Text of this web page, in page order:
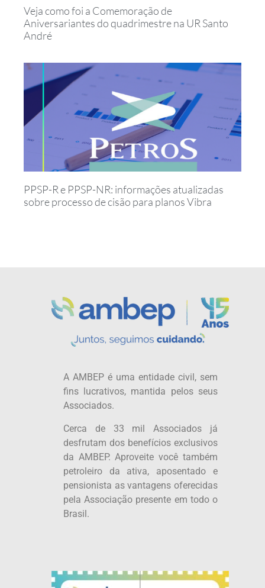
Veja como foi a Comemoração de
Aniversariantes do quadrimestre na UR Santo
André
PPSP-R e PPSP-NR: informações atualizadas
sobre processo de cisão para planos Vibra
A AMBEP é uma entidade civil, sem
fins lucrativos, mantida pelos seus
Associados.
Cerca de 33 mil Associados já
desfrutam dos benefícios exclusivos
da AMBEP. Aproveite você também
petroleiro da ativa, aposentado e
pensionista as vantagens oferecidas
pela Associação presente em todo o
Brasil.